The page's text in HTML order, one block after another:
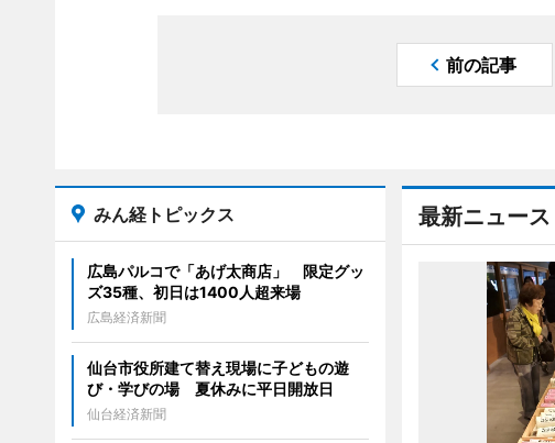
前の記事
最新ニュース
みん経トピックス
広島パルコで「あげ太商店」 限定グッ
ズ35種、初日は1400人超来場
広島経済新聞
仙台市役所建て替え現場に子どもの遊
び・学びの場 夏休みに平日開放日
仙台経済新聞